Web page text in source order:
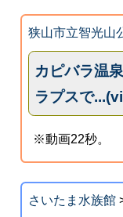
狭山市立智光山
カピバラ温
ラプスで
※動画22秒。
さいたま水族館